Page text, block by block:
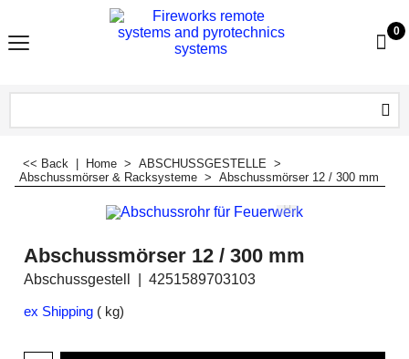
0
<< Back Home > ABSCHUSSGESTELLE >
Abschussmörser & Racksysteme > Abschussmörser 12 / 300 mm
Abschussmörser 12 / 300 mm
Abschussgestell 4251589703103
ex Shipping kg